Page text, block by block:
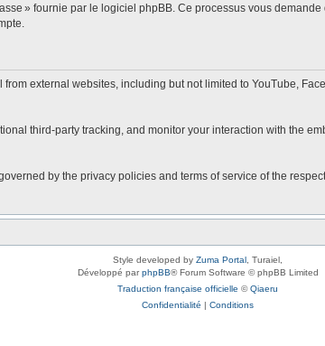
» fournie par le logiciel phpBB. Ce processus vous
external websites, including but not limited to YouTube,
third-party tracking, and monitor your interaction with the
by the privacy policies and terms of service of the
Style developed by Zuma Portal , Turaiel,
Développé parphpBB® Forum Software © phpBB Limited
Traduction française officielle ©Qiaeru
Confidentialité | Conditions